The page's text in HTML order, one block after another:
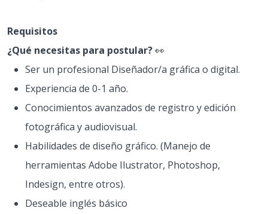
Requisitos
¿Qué necesitas para postular?👀
Ser un profesional Diseñador/a gráfica o digital.
Experiencia de 0-1 año.
Conocimientos avanzados de registro y edición
fotográfica y audiovisual.
Habilidades de diseño gráfico. (Manejo de
herramientas Adobe Ilustrator, Photoshop,
Indesign, entre otros).
Deseable inglés básico